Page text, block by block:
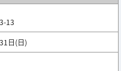
13
日(日)